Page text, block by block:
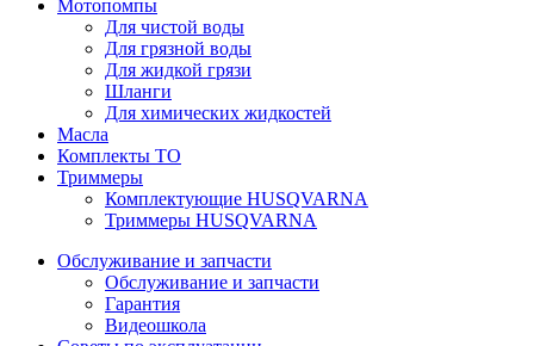
Мотопомпы
Для чистой воды
Для грязной воды
Для жидкой грязи
Шланги
Для химических жидкостей
Масла
Комплекты ТО
Триммеры
Комплектующие HUSQVARNA
Триммеры HUSQVARNA
Обслуживание и запчасти
Обслуживание и запчасти
Гарантия
Видеошкола